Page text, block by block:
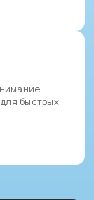
быстрых